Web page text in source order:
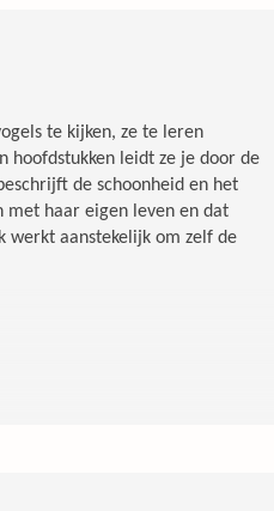
te kijken, ze te leren
hoofdstukken leidt ze je door de
de schoonheid en het
met haar eigen leven en dat
werkt aanstekelijk om zelf de